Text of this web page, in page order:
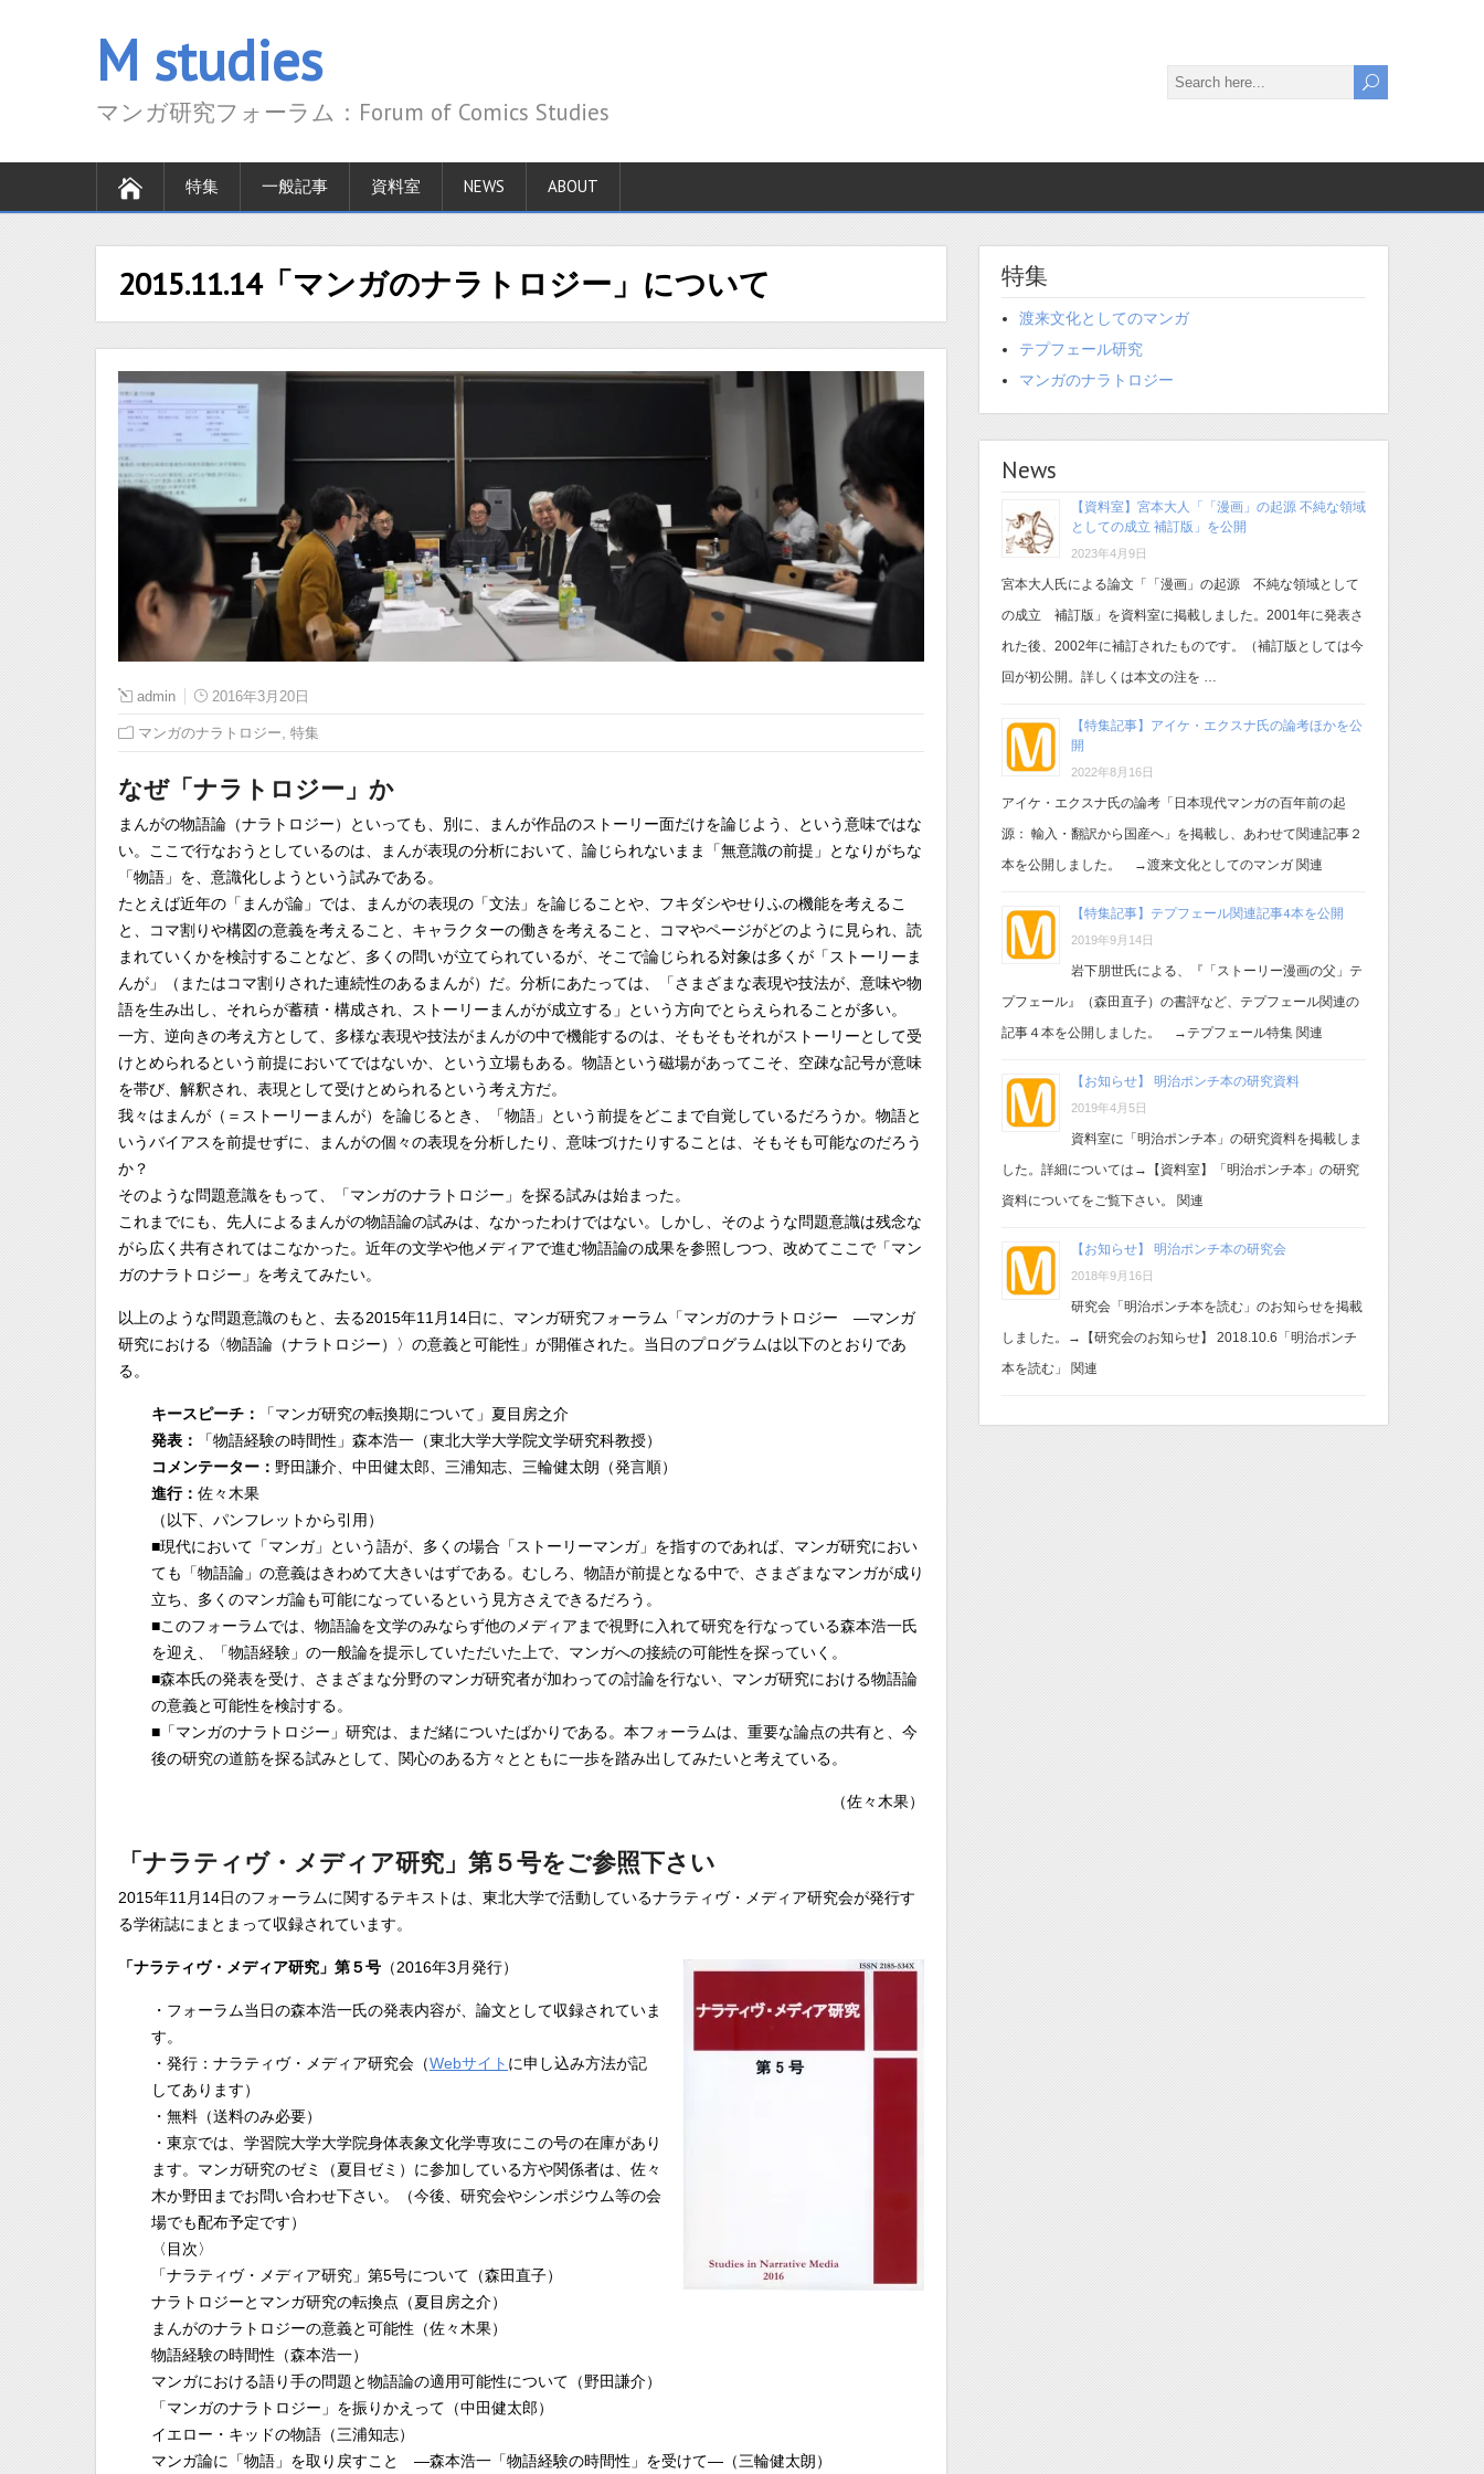
M studies
マンガ研究フォーラム：Forum of Comics Studies
特集 一般記事 資料室 NEWS ABOUT
2015.11.14「マンガのナラトロジー」について
admin 2016年3月20日
マンガのナラトロジー 特集
なぜ「ナラトロジー」か
まんがの物語論（ナラトロジー）といっても、別に、まんが作品のストーリー面だけを論じよう、という意味ではな
い。ここで行なおうとしているのは、まんが表現の分析において、論じられないまま「無意識の前提」となりがちな
「物語」を、意識化しようという試みである。
たとえば近年の「まんが論」では、まんがの表現の「文法」を論じることや、フキダシやせりふの機能を考えるこ
と、コマ割りや構図の意義を考えること、キャラクターの働きを考えること、コマやページがどのように見られ、読
まれていくかを検討することなど、多くの問いが立てられているが、そこで論じられる対象は多くが「ストーリーま
んが」（またはコマ割りされた連続性のあるまんが）だ。分析にあたっては、「さまざまな表現や技法が、意味や物
語を生み出し、それらが蓄積・構成され、ストーリーまんがが成立する」という方向でとらえられることが多い。
一方、逆向きの考え方として、多様な表現や技法がまんがの中で機能するのは、そもそもそれがストーリーとして受
けとめられるという前提においてではないか、という立場もある。物語という磁場があってこそ、空疎な記号が意味
を帯び、解釈され、表現として受けとめられるという考え方だ。
我々はまんが（＝ストーリーまんが）を論じるとき、「物語」という前提をどこまで自覚しているだろうか。物語と
いうバイアスを前提せずに、まんがの個々の表現を分析したり、意味づけたりすることは、そもそも可能なのだろう
か？
そのような問題意識をもって、「マンガのナラトロジー」を探る試みは始まった。
これまでにも、先人によるまんがの物語論の試みは、なかったわけではない。しかし、そのような問題意識は残念な
がら広く共有されてはこなかった。近年の文学や他メディアで進む物語論の成果を参照しつつ、改めてここで「マン
ガのナラトロジー」を考えてみたい。
以上のような問題意識のもと、去る2015年11月14日に、マンガ研究フォーラム「マンガのナラトロジー ―マンガ
研究における〈物語論（ナラトロジー）〉の意義と可能性」が開催された。当日のプログラムは以下のとおりであ
る。
キースピーチ：
「マンガ研究の転換期について」夏目房之介
発表：
「物語経験の時間性」森本浩一（東北大学大学院文学研究科教授）
コメンテーター： 野田謙介、中田健太郎、三浦知志、三輪健太朗（発言順）
進行： 佐々木果
（以下、パンフレットから引用）
■現代において「マンガ」という語が、多くの場合「ストーリーマンガ」を指すのであれば、マンガ研究におい
ても「物語論」の意義はきわめて大きいはずである。むしろ、物語が前提となる中で、さまざまなマンガが成り
立ち、多くのマンガ論も可能になっているという見方さえできるだろう。
■このフォーラムでは、物語論を文学のみならず他のメディアまで視野に入れて研究を行なっている森本浩一氏
を迎え、「物語経験」の一般論を提示していただいた上で、マンガへの接続の可能性を探っていく。
■森本氏の発表を受け、さまざまな分野のマンガ研究者が加わっての討論を行ない、マンガ研究における物語論
の意義と可能性を検討する。
■「マンガのナラトロジー」研究は、まだ緒についたばかりである。本フォーラムは、重要な論点の共有と、今
後の研究の道筋を探る試みとして、関心のある方々とともに一歩を踏み出してみたいと考えている。
（佐々木果）
「ナラティヴ・メディア研究」第５号をご参照下さい
2015年11月14日のフォーラムに関するテキストは、東北大学で活動しているナラティヴ・メディア研究会が発行す
る学術誌にまとまって収録されています。
「ナラティヴ・メディア研究」第５号 （2016年3月発行）
・フォーラム当日の森本浩一氏の発表内容が、論文として収録されていま
す。
・発行：ナラティヴ・メディア研究会（Webサイト に申し込み方法が記
してあります）
・無料（送料のみ必要）
・東京では、学習院大学大学院身体表象文化学専攻にこの号の在庫があり
ます。マンガ研究のゼミ（夏目ゼミ）に参加している方や関係者は、佐々
木か野田までお問い合わせ下さい。（今後、研究会やシンポジウム等の会
場でも配布予定です）
〈目次〉
「ナラティヴ・メディア研究」第5号について（森田直子）
ナラトロジーとマンガ研究の転換点（夏目房之介）
まんがのナラトロジーの意義と可能性（佐々木果）
物語経験の時間性（森本浩一）
マンガにおける語り手の問題と物語論の適用可能性について（野田謙介）
「マンガのナラトロジー」を振りかえって（中田健太郎）
イエロー・キッドの物語（三浦知志）
マンガ論に「物語」を取り戻すこと ―森本浩一「物語経験の時間性」を受けて―（三輪健太朗）
特集
渡来文化としてのマンガ
テプフェール研究
マンガのナラトロジー
News
【資料室】宮本大人「「漫画」の起源 不純な領域
としての成立 補訂版」を公開
2023年4月9日
宮本大人氏による論文「「漫画」の起源 不純な領域として
の成立 補訂版」を資料室に掲載しました。2001年に発表さ
れた後、2002年に補訂されたものです。（補訂版としては今
回が初公開。詳しくは本文の注を …
【特集記事】アイケ・エクスナ氏の論考ほかを公
開
2022年8月16日
アイケ・エクスナ氏の論考「日本現代マンガの百年前の起
源： 輸入・翻訳から国産へ」を掲載し、あわせて関連記事２
本を公開しました。 →渡来文化としてのマンガ 関連
【特集記事】テプフェール関連記事4本を公開
2019年9月14日
岩下朋世氏による、『「ストーリー漫画の父」テ
プフェール』（森田直子）の書評など、テプフェール関連の
記事４本を公開しました。 →テプフェール特集 関連
【お知らせ】 明治ポンチ本の研究資料
2019年4月5日
資料室に「明治ポンチ本」の研究資料を掲載しま
した。詳細については→【資料室】「明治ポンチ本」の研究
資料についてをご覧下さい。 関連
【お知らせ】 明治ポンチ本の研究会
2018年9月16日
研究会「明治ポンチ本を読む」のお知らせを掲載
しました。→【研究会のお知らせ】 2018.10.6「明治ポンチ
本を読む」 関連